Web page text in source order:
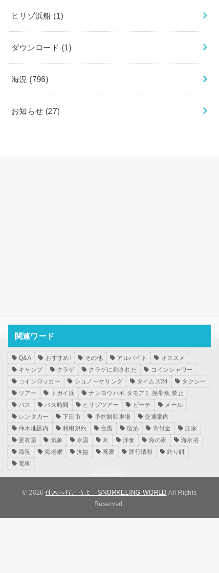
ヒリゾ浜船 (1)
ダウンロード (1)
海況 (796)
お知らせ (27)
関連ワード
Q&A おすすめ! その他 アルバイト
オススメ
キャンプ
クラゲ クラゲに刺された
コインシャワー
コインロッカー
シュノーケリング タイムズ24
タクシー
ツアー
トガイ浜
ナンヨウハギ.タモアミ.熱帯魚.禁止
バス
バス時間 ヒリゾツアー ビーチ
メール
レンタカー
下田市 予約制駐車場
交通案内
仲木地区内
利用規約 台風 宿泊 寄付金
庄家
更衣室
気象 水温 氷 洋食 海の家
海水浴
海況
海老網 漁協 蕎麦 運行情報
釣り餌
電車
メタ情報
ログイン
投稿フィード
コメントフィード
WordPress.org
ホーム 海水浴と釣 海況 食事 宿泊 案内 お知らせ
お店
お問い合わせ
ダウンロード
© 2026 仲木へ行こうよ SNORKELING WORLD All Rights
Reserved.